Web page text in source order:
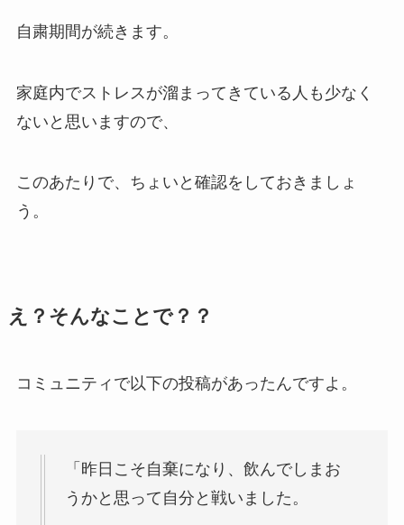
自粛期間が続きます。
家庭内でストレスが溜まってきている人も少なく
ないと思いますので、
このあたりで、ちょいと確認をしておきましょ
う。
え？そんなことで？？
コミュニティで以下の投稿があったんですよ。
「昨日こそ自棄になり、飲んでしまお
うかと思って自分と戦いました。